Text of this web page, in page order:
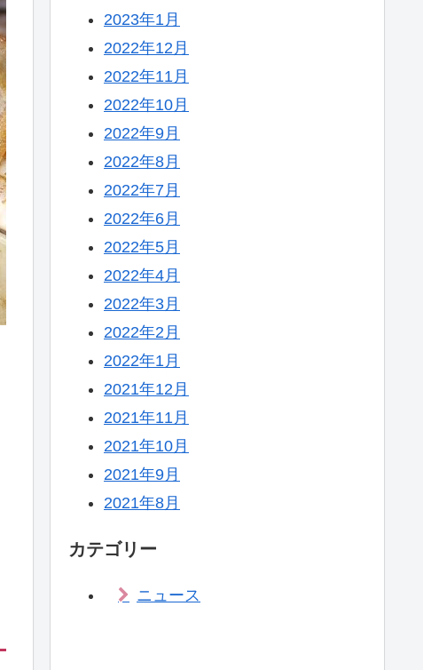
2023年1月
2022年12月
2022年11月
2022年10月
2022年9月
2022年8月
2022年7月
2022年6月
2022年5月
2022年4月
2022年3月
2022年2月
2022年1月
2021年12月
2021年11月
2021年10月
2021年9月
2021年8月
カテゴリー
ニュース